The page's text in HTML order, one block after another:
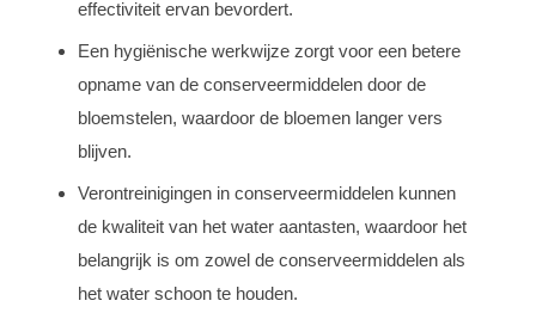
effectiviteit ervan bevordert.
Een hygiënische werkwijze zorgt voor een betere
opname van de conserveermiddelen door de
bloemstelen, waardoor de bloemen langer vers
blijven.
Verontreinigingen in conserveermiddelen kunnen
de kwaliteit van het water aantasten, waardoor het
belangrijk is om zowel de conserveermiddelen als
het water schoon te houden.